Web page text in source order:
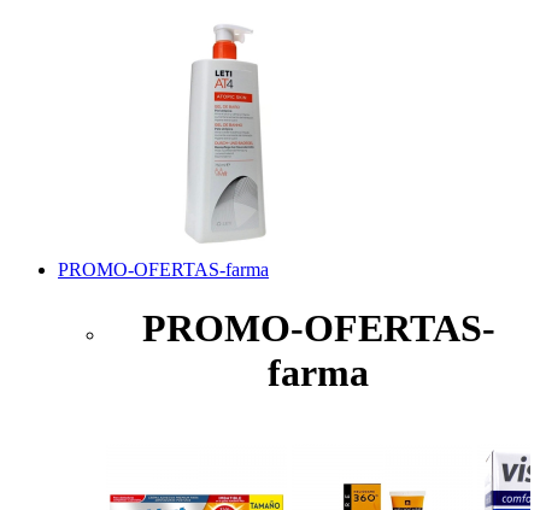
PROMO-OFERTAS-farma
PROMO-OFERTAS-
farma